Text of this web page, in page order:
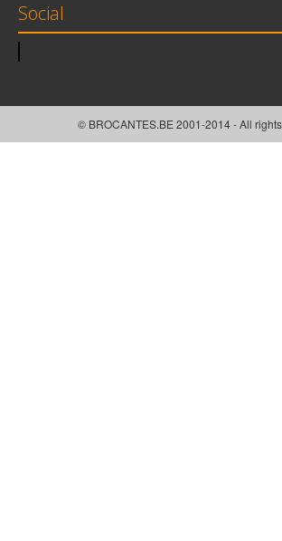
Social
© BROCANTES.BE 2001-2014 - All